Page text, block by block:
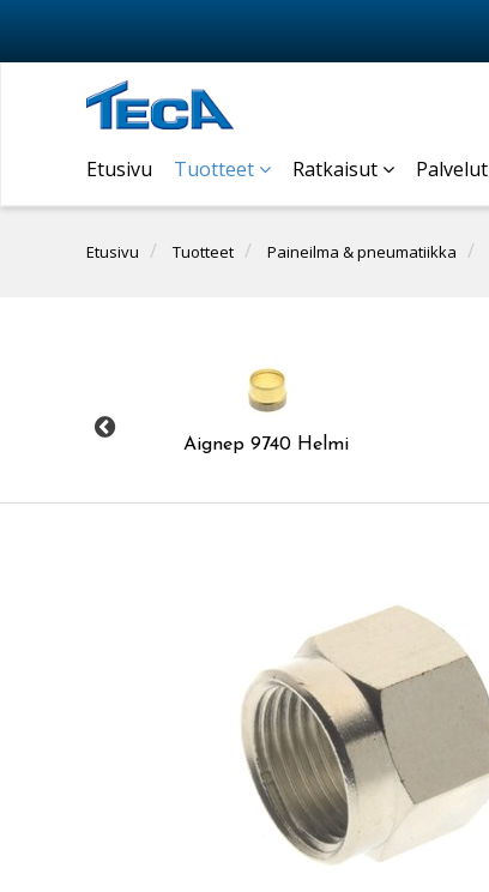
Etusivu Tuotteet Ratkaisut Palvelut
Etusivu Tuotteet Paineilma & pneumatiikka
Aignep 9740 Helmi